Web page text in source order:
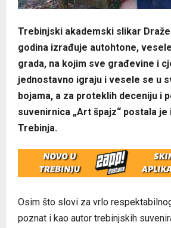
Trebinjski akademski slikar
godina izrađuje autohtone,
grada, na kojim sve građevine i
jednostavno igraju i vesele se u
bojama, a za proteklih deceniju i
suvenirnica „Art špajz“ postala
Trebinja.
Osim što slovi za vrlo
poznat i kao autor trebinjskih